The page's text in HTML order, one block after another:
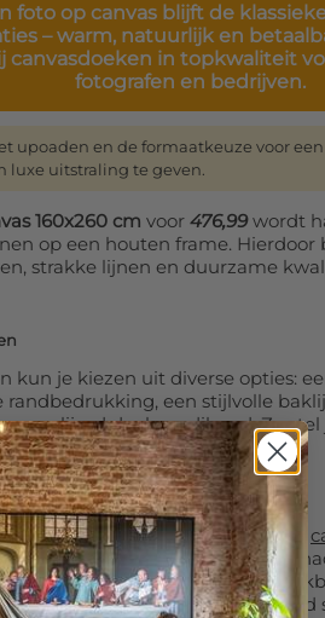
foto op canvas blijft de
– warm, natuurlijk en
canvasdoeken in topkwaliteit
fotografen en bedrijven.
upoaden en de formaatkeuze voor een
luxe uitstraling te geven.
160x260 cm voor 476,99wordt
op een houten frame. Hierdoor
strakke lijnen en duurzame
kun je kiezen uit diverse opties:
randbedrukking, een stijlvolle
verlijmd doek op dibond. Zo
jij het wilt.
80×120 cm adviseren wij ons
profiteer je van
en een strak design.
met akoestisch dempend